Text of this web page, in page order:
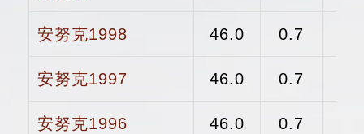
安努克1998 46.0 0.7
安努克1997 46.0 0.7
安努克1996 46.0 0.7